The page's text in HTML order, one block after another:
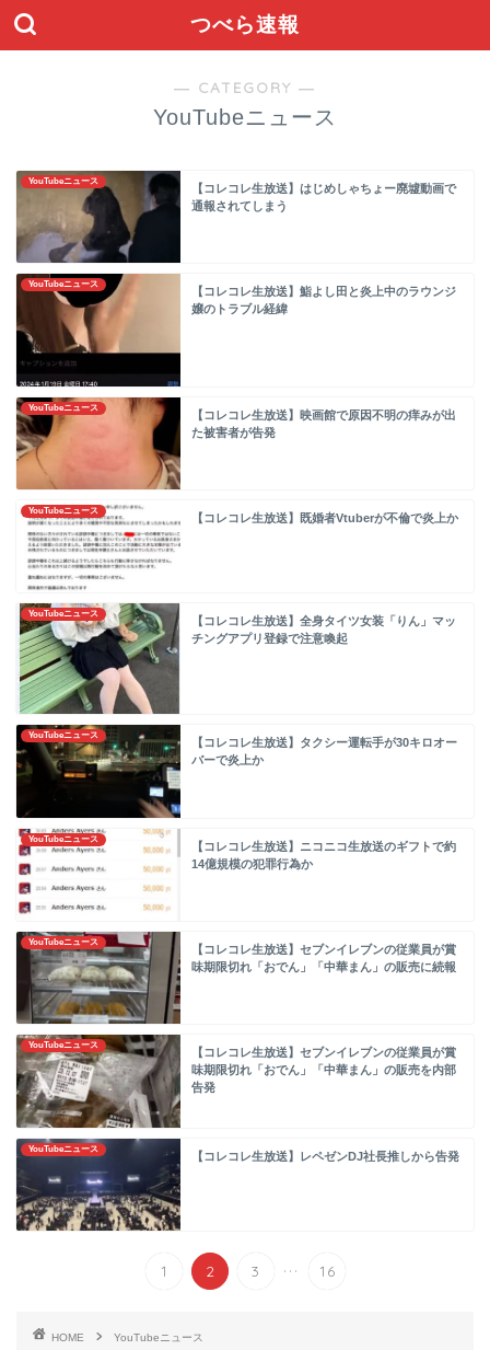
つべら速報
― CATEGORY ―
YouTubeニュース
YouTubeニュース
【コレコレ生放送】はじめしゃちょー廃墟動画で
通報されてしまう
YouTubeニュース
【コレコレ生放送】鮨よし田と炎上中のラウンジ
嬢のトラブル経緯
YouTubeニュース
【コレコレ生放送】映画館で原因不明の痒みが出
た被害者が告発
YouTubeニュース
【コレコレ生放送】既婚者Vtuberが不倫で炎上か
YouTubeニュース
【コレコレ生放送】全身タイツ女装「りん」マッ
チングアプリ登録で注意喚起
YouTubeニュース
【コレコレ生放送】タクシー運転手が30キロオー
バーで炎上か
YouTubeニュース
【コレコレ生放送】ニコニコ生放送のギフトで約
14億規模の犯罪行為か
YouTubeニュース
【コレコレ生放送】セブンイレブンの従業員が賞
味期限切れ「おでん」「中華まん」の販売に続報
YouTubeニュース
【コレコレ生放送】セブンイレブンの従業員が賞
味期限切れ「おでん」「中華まん」の販売を内部
告発
YouTubeニュース
【コレコレ生放送】レペゼンDJ社長推しから告発
1 2 3 ... 16
HOME YouTubeニュース